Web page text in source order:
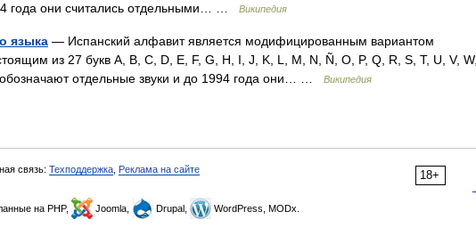
года они считались отдельными… …
Википедия
языка — Испанский алфавит является модифицированным вариантом
из 27 букв A, B, C, D, E, F, G, H, I, J, K, L, M, N, Ñ, O, P, Q, R, S, T, U, V, W,
отдельные звуки и до 1994 года они… …
Википедия
18+
связь: Техподдержка Реклама на сайте
на PHP, Joomla, Drupal, WordPress, MODx.